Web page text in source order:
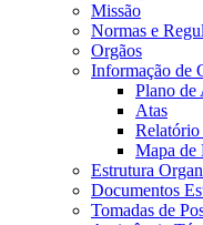
Missão
Normas e
Orgãos
Informação de
Plano de
Atas
Relatório
Mapa de
Estrutura
Documentos
Tomadas de